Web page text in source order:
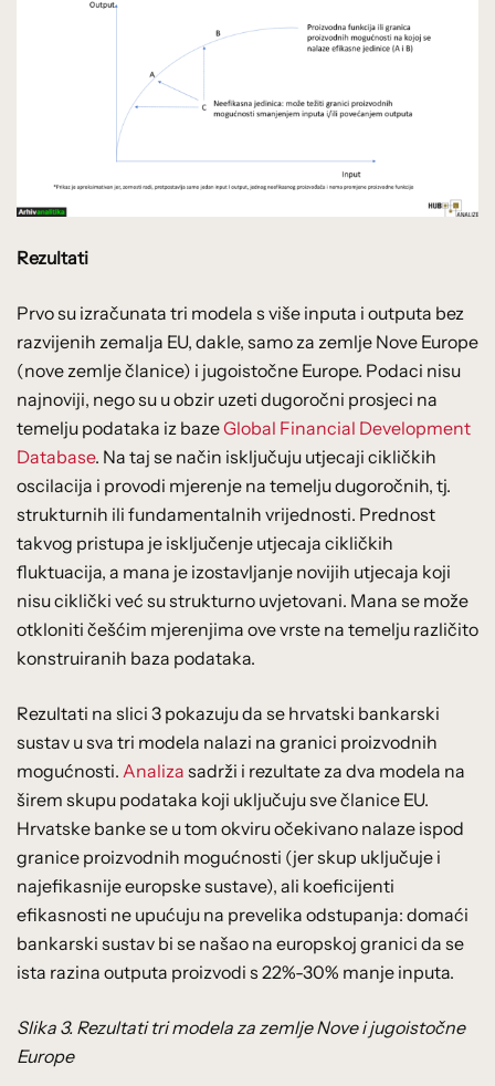
Rezultati
Prvo su izračunata tri modela s više inputa i outputa bez
razvijenih zemalja EU, dakle, samo za zemlje Nove Europe
(nove zemlje članice) i jugoistočne Europe. Podaci nisu
najnoviji, nego su u obzir uzeti dugoročni prosjeci na
temelju podataka iz bazeGlobal Financial Development
Database. Na taj se način isključuju utjecaji cikličkih
oscilacija i provodi mjerenje na temelju dugoročnih, tj.
strukturnih ili fundamentalnih vrijednosti. Prednost
takvog pristupa je isključenje utjecaja cikličkih
fluktuacija, a mana je izostavljanje novijih utjecaja koji
nisu ciklički već su strukturno uvjetovani. Mana se može
otkloniti češćim mjerenjima ove vrste na temelju različito
konstruiranih baza podataka.
Rezultati na slici 3 pokazuju da se hrvatski bankarski
sustav u sva tri modela nalazi na granici proizvodnih
mogućnosti. Analiza sadrži i rezultate za dva modela na
širem skupu podataka koji uključuju sve članice EU.
Hrvatske banke se u tom okviru očekivano nalaze ispod
granice proizvodnih mogućnosti (jer skup uključuje i
najefikasnije europske sustave), ali koeficijenti
efikasnosti ne upućuju na prevelika odstupanja: domaći
bankarski sustav bi se našao na europskoj granici da se
ista razina outputa proizvodi s 22%-30% manje inputa.
Slika 3. Rezultati tri modela za zemlje Nove i jugoistočne
Europe